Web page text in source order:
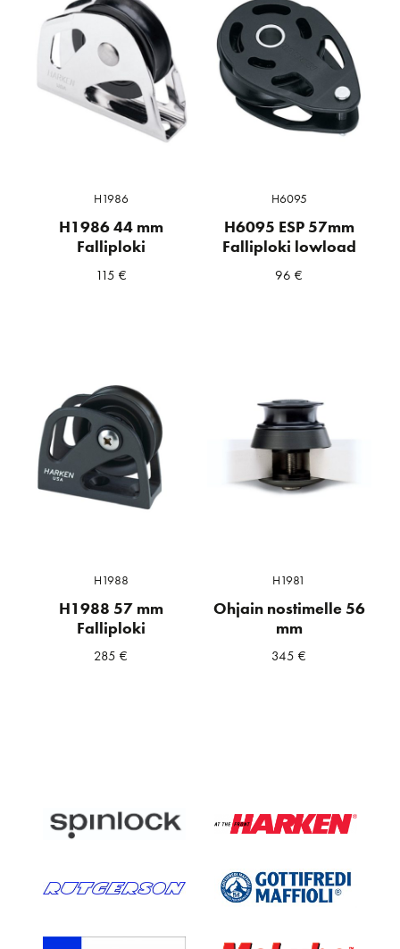
H1986
H1986 44 mm
Falliploki
115 €
H6095
H6095 ESP 57mm
Falliploki lowload
96€
H1988
H1988 57 mm
Falliploki
285€
H1981
Ohjain nostimelle 56
mm
345€